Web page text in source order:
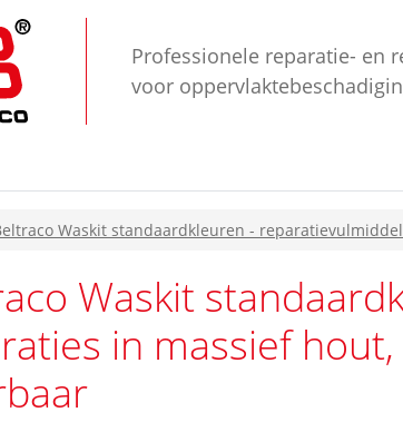
Professionele reparatie- en
voor
Waskit standaardkleuren -
Waskit
in massief